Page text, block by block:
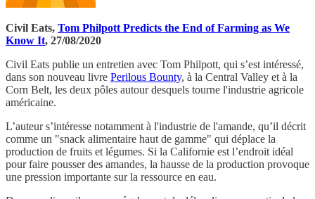
Civil Eats, Tom Philpott Predicts the End of Farming as We
Know It, 27/08/2020
Civil Eats publie un entretien avec Tom Philpott, qui s’est intéressé,
dans son nouveau livre Perilous Bounty, à la Central Valley et à la
Corn Belt, les deux pôles autour desquels tourne l'industrie agricole
américaine.
L’auteur s’intéresse notamment à l'industrie de l'amande, qu’il décrit
comme un "snack alimentaire haut de gamme" qui déplace la
production de fruits et légumes. Si la Californie est l’endroit idéal
pour faire pousser des amandes, la hausse de la production provoque
une pression importante sur la ressource en eau.